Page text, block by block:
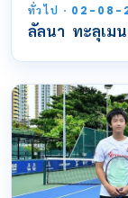
ทั่วไป · 02-08-
ลัลนา ทะลุเมน